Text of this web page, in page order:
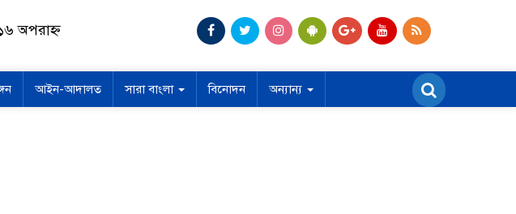
অপরাহ্ন
আইন-আদালত সারা বাংলা বিনোদন অন্যান্য